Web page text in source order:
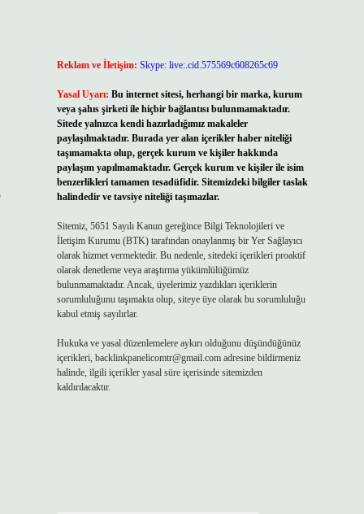
Reklam ve İletişim: Skype: live:.cid.575569c608265c69
Yasal Uyarı: Bu internet sitesi, herhangi bir marka, kurum
veya şahıs şirketi ile hiçbir bağlantısı bulunmamaktadır.
Sitede yalnızca kendi hazırladığımız makaleler
paylaşılmaktadır. Burada yer alan içerikler haber niteliği
taşımamakta olup, gerçek kurum ve kişiler hakkında
paylaşım yapılmamaktadır. Gerçek kurum ve kişiler ile isim
benzerlikleri tamamen tesadüfidir. Sitemizdeki bilgiler taslak
halindedir ve tavsiye niteliği taşımazlar.
Sitemiz, 5651 Sayılı Kanun gereğince Bilgi Teknolojileri ve
İletişim Kurumu (BTK) tarafından onaylanmış bir Yer Sağlayıcı
olarak hizmet vermektedir. Bu nedenle, sitedeki içerikleri proaktif
olarak denetleme veya araştırma yükümlülüğümüz
bulunmamaktadır. Ancak, üyelerimiz yazdıkları içeriklerin
sorumluluğunu taşımakta olup, siteye üye olarak bu sorumluluğu
kabul etmiş sayılırlar.
Hukuka ve yasal düzenlemelere aykırı olduğunu düşündüğünüz
içerikleri, backlinkpanelicomtr@gmail.comadresine bildirmeniz
halinde, ilgili içerikler yasal süre içerisinde sitemizden
kaldırılacaktır.